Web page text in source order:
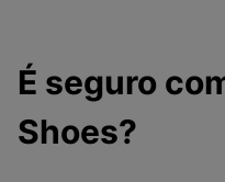
É seguro
Shoes?